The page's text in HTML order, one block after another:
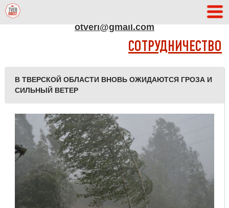
otveri@gmail.com
СОТРУДНИЧЕСТВО
В ТВЕРСКОЙ ОБЛАСТИ ВНОВЬ ОЖИДАЮТСЯ ГРОЗА И
СИЛЬНЫЙ ВЕТЕР